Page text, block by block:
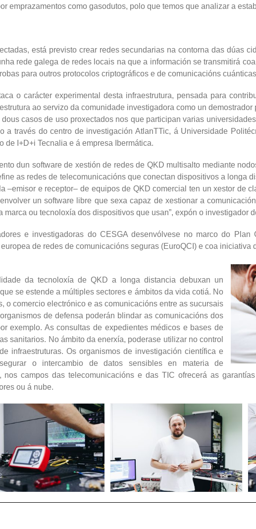
emprazamentos como gasodutos, polo que temos que analizar a
está previsto crear redes secundarias na contorna das dúas
rede galega de redes locais na que a información se transmitirá
para outros protocolos criptográficos e de comunicacións
o carácter experimental desta infraestrutura, pensada para
ao servizo da comunidade investigadora como un
casos de uso proxectados nos que participan varias
a través do centro de investigación AtlanTTic, á Universidade
de I+D+i Tecnalia e á empresa Ibermática.
dun software de xestión de redes de QKD multisalto mediante
as redes de telecomunicacións que conectan dispositivos a longa
–emisor e receptor– de equipos de QKD comercial ten un xestor de
un software libre que sexa capaz de xestionar a
ou tecnoloxía dos dispositivos que usan”, expón o investigador
e investigadoras do CESGA desenvólvese no marco do Plan
de redes de comunicacións seguras (EuroQCI) e coa iniciativa
da tecnoloxía de QKD a longa distancia debuxan un
se estende a múltiples sectores e ámbitos da vida cotiá. No
o comercio electrónico e as comunicacións entre as sucursais
de defensa poderán blindar as comunicacións dos
exemplo. As consultas de expedientes médicos e bases de
sanitarios. No ámbito da enerxía, poderase utilizar no control
infraestruturas. Os organismos de investigación científica e
o intercambio de datos sensibles en materia de
nos campos das telecomunicacións e das TIC ofrecerá as
ou á nube.